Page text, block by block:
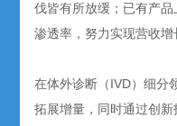
伐皆有所放缓；已有产
渗透率，努力实现营收增
在体外诊断（IVD）细分
拓展增量，同时通过创